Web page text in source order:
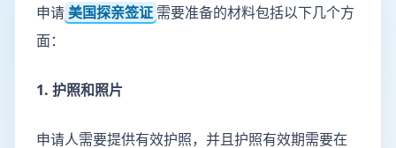
申请美国探亲签证 需要准备的材料包括以下几个方
面：
1. 护照和照片
申请人需要提供有效护照，并且护照有效期需要在